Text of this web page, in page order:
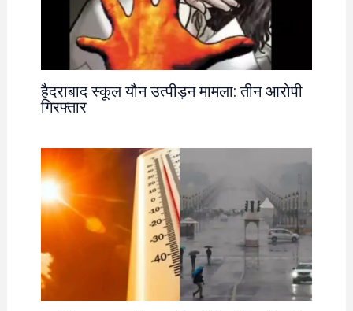
हैदराबाद स्कूल यौन उत्पीड़न मामला: तीन आरोपी
गिरफ्तार